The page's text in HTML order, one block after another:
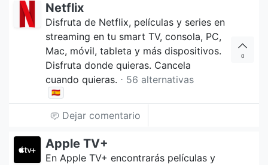
Netflix
Disfruta de Netflix, películas y series en
streaming en tu smart TV, consola, PC,
Mac, móvil, tableta y más dispositivos.
Disfruta donde quieras. Cancela
cuando quieras. ⋅ 56 alternativas
🇪🇸
0
Dejar comentario
Apple TV+
En Apple TV+ encontrarás películas y